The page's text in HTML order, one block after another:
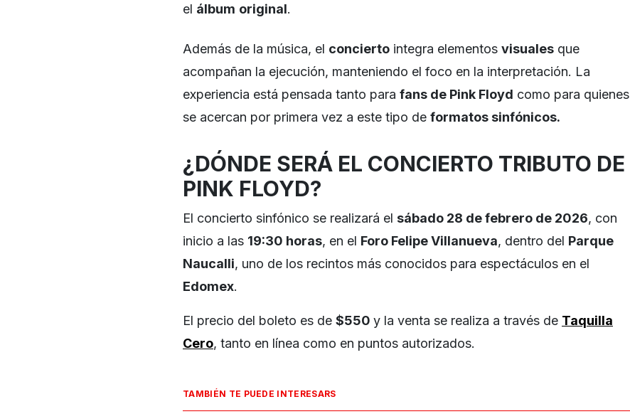
el álbum original.
Además de la música, el concierto integra elementos visuales que
acompañan la ejecución, manteniendo el foco en la interpretación. La
experiencia está pensada tanto para fans de Pink Floyd como para quienes
se acercan por primera vez a este tipo de formatos sinfónicos.
¿DÓNDE SERÁ EL CONCIERTO TRIBUTO DE
PINK FLOYD?
El concierto sinfónico se realizará el sábado 28 de febrero de 2026, con
inicio a las 19:30 horas, en el Foro Felipe Villanueva, dentro del Parque
Naucalli, uno de los recintos más conocidos para espectáculos en el
Edomex.
El precio del boleto es de $550 y la venta se realiza a través de Taquilla
Cero, tanto en línea como en puntos autorizados.
TAMBIÉN TE PUEDE INTERESARS